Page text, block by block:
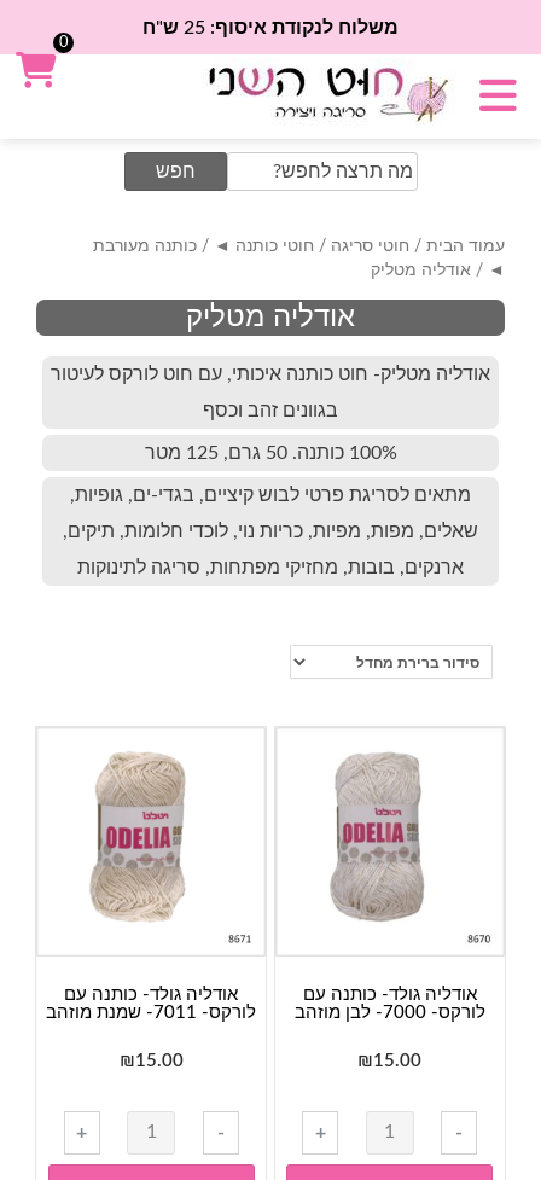
משלוח לנקודת איסוף: 25 ש"ח
Search
for:
עמוד הבית / חוטי סריגה / חוטי כותנה ◄ / כותנה מעורבת
◄ / אודליה מטליק
אודליה מטליק
אודליה מטליק- חוט כותנה איכותי, עם חוט לורקס לעיטור
בגוונים זהב וכסף
100% כותנה. 50 גרם, 125 מטר
מתאים לסריגת פרטי לבוש קיציים, בגדי-ים, גופיות,
שאלים, מפות, מפיות, כריות נוי, לוכדי חלומות, תיקים,
ארנקים, בובות, מחזיקי מפתחות, סריגה לתינוקות
אודליה גולד- כותנה עם
לורקס- 7000- לבן מוזהב
₪15.00
-
כמות
של
+
אודליה גולד- כותנה עם
לורקס- 7011- שמנת מוזהב
₪15.00
-
כמות
של
+
0